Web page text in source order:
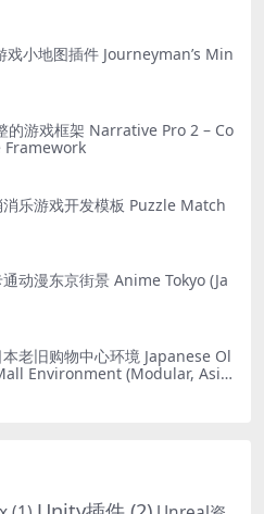
戏小地图插件 Journeyman’s Min
的游戏框架 Narrative Pro 2 – Co
Framework
乐游戏开发模板 Puzzle Match
动漫东京街景 Anime Tokyo (Ja
老旧购物中心环境 Japanese Ol
Environment (Modular, Asia